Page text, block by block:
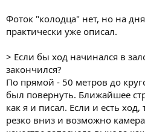
Фоток "колодца" нет, но на
практически уже описал.
> Если бы ход начинался в
закончился?
По прямой - 50 метров до
был повернуть. Ближайшее
как я и писал. Если и есть
резко вниз и возможно